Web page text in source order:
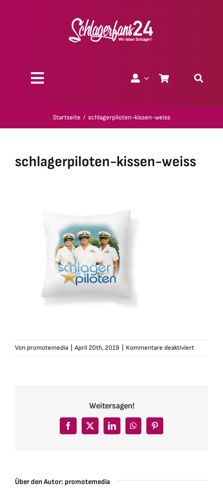
Toggle
Startseite schlagerpiloten-kissen-weiss
schlagerpiloten-kissen-weiss
Von promotemedia April 20th, 2019 Kommentare deaktiviertfür
Weitersagen!
Facebook
X LinkedInWhatsAppPinterest
Über den Autor: promotemedia